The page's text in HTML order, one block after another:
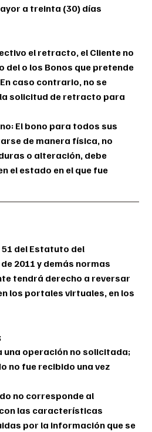
a treinta (30) días
el retracto, el Cliente no
del o los Bonos que pretende
caso contrario, no se
solicitud de retracto para
El bono para todos sus
de manera física, no
o alteración, debe
el estado en el que fue
del Estatuto del
2011 y demás normas
tendrá derecho a reversar
los portales virtuales, en los
una operación no solicitada;
no fue recibido una vez
no corresponde al
las características
por la información que se